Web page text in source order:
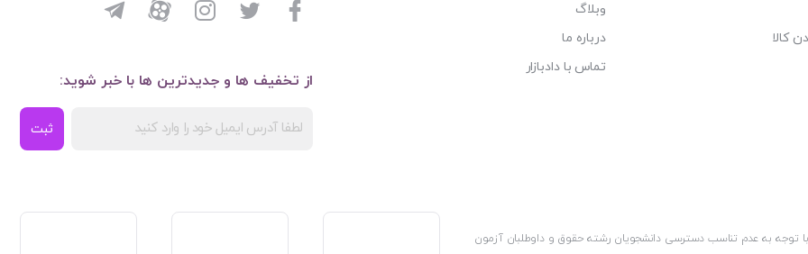
کالا
وبلاگ
درباره ما
تماس با دادبازار
از تخفیف ها و جدیدترین ها با خبر شوید:
ثبت
توجه به عدم تناسب دسترسی دانشجویان رشته حقوق و داوطلبان آزمون